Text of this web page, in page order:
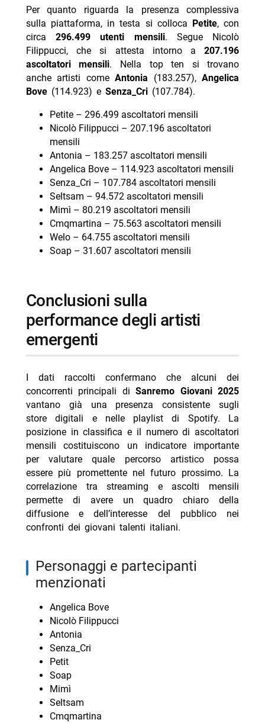
Per quanto riguarda la presenza complessiva
sulla piattaforma, in testa si colloca Petite, con
circa296.499 utenti mensili. Segue Nicolò
Filippucci, che si attesta intorno a207.196
ascoltatori mensili. Nella top ten si trovano
anche artisti comeAntonia (183.257),Angelica
Bove(114.923) e Senza_Cri(107.784).
Petite – 296.499 ascoltatori mensili
Nicolò Filippucci – 207.196 ascoltatori
mensili
Antonia – 183.257 ascoltatori mensili
Angelica Bove – 114.923 ascoltatori mensili
Senza_Cri – 107.784 ascoltatori mensili
Seltsam – 94.572 ascoltatori mensili
Mimì – 80.219 ascoltatori mensili
Cmqmartina – 75.563 ascoltatori mensili
Welo – 64.755 ascoltatori mensili
Soap – 31.607 ascoltatori mensili
conclusioni sulla
performance degli artisti
emergenti
I dati raccolti confermano che alcuni dei
concorrenti principali diSanremo Giovani 2025
vantano già una presenza consistente sugli
store digitali e nelle playlist di Spotify. La
posizione in classifica e il numero di ascoltatori
mensili costituiscono un indicatore importante
per valutare quale percorso artistico possa
essere più promettente nel futuro prossimo. La
correlazione tra streaming e ascolti mensili
permette di avere un quadro chiaro della
diffusione e dell’interesse del pubblico nei
confronti dei giovani talenti italiani.
personaggi e partecipanti
menzionati
Angelica Bove
Nicolò Filippucci
Antonia
Senza_Cri
Petit
Soap
Mimì
Seltsam
Cmqmartina